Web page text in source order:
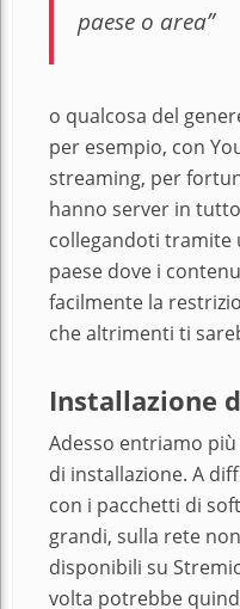
paese o area”
o qualcosa del
per esempio, con
streaming, per
hanno server in
collegandoti tramite
paese dove i
facilmente la
che altrimenti ti
Installazione
Adesso entriamo
di installazione. A
con i pacchetti di
grandi, sulla rete
disponibili su
volta potrebbe